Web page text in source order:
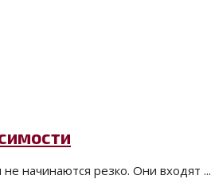
начинаются резко. Они входят ...